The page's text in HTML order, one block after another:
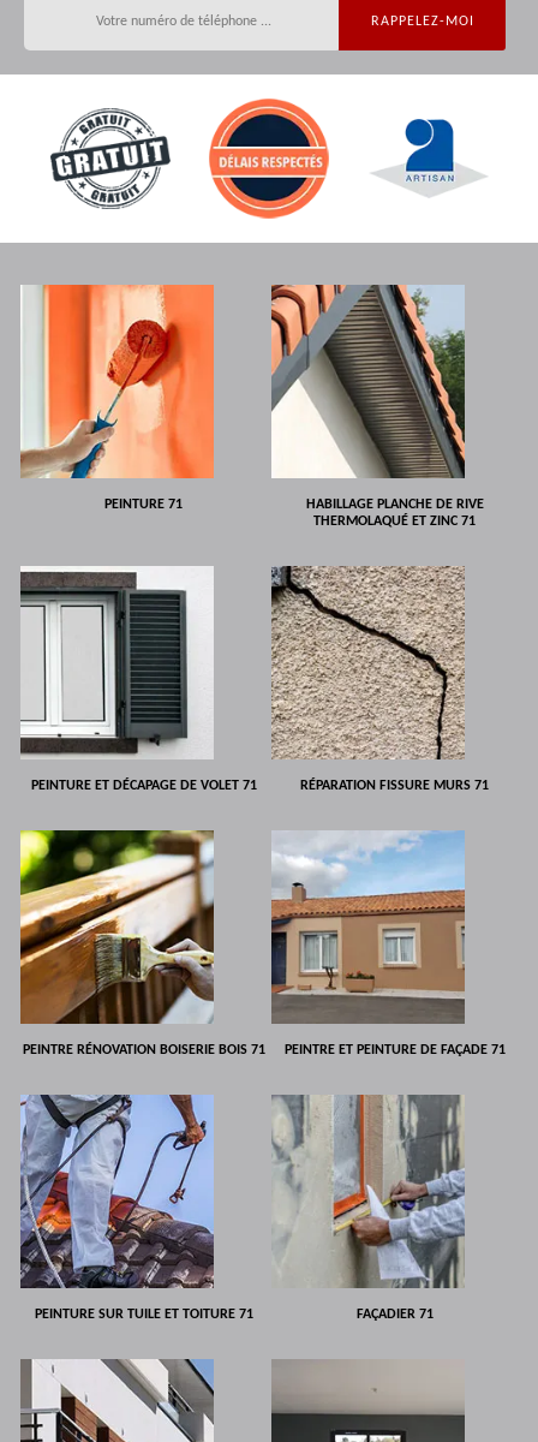
PEINTURE 71
HABILLAGE PLANCHE DE RIVE
THERMOLAQUÉ ET ZINC 71
PEINTURE ET DÉCAPAGE DE VOLET 71 RÉPARATION FISSURE MURS 71
PEINTRE RÉNOVATION BOISERIE BOIS 71 PEINTRE ET PEINTURE DE FAÇADE 71
PEINTURE SUR TUILE ET TOITURE 71 FAÇADIER 71